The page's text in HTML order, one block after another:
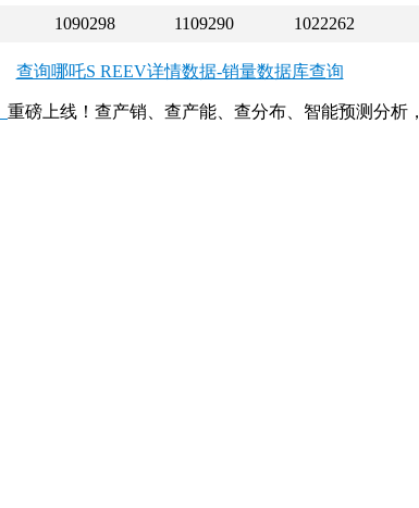
1090298 1109290 1022262
查询哪吒S REEV详情数据-销量数据库查询
重磅上线！查产销、查产能、查分布、智能预测分析，